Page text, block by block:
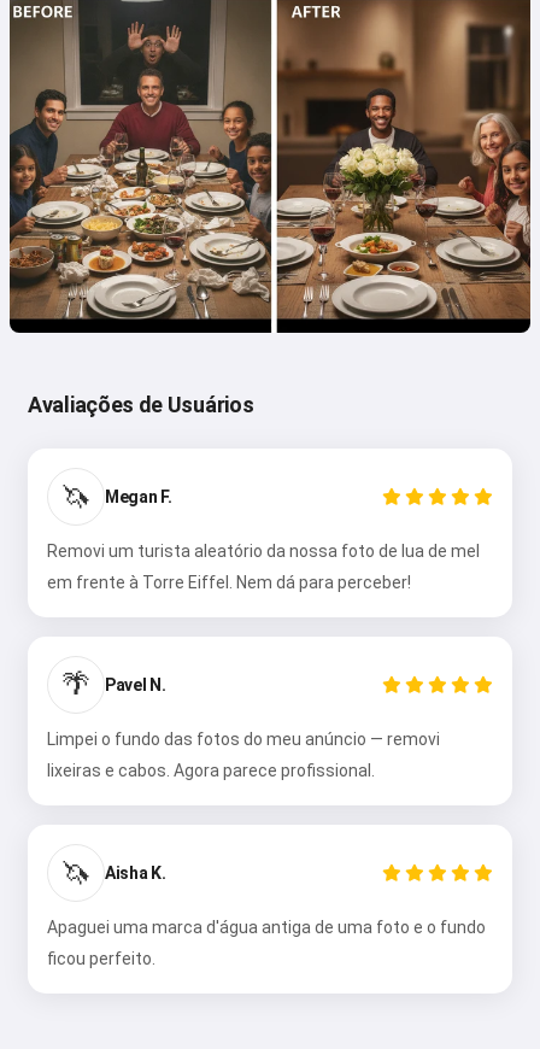
Avaliações de Usuários
🦄 Megan F.
Removi um turista aleatório da nossa foto de lua de mel
em frente à Torre Eiffel. Nem dá para perceber!
🌴 Pavel N.
Limpei o fundo das fotos do meu anúncio — removi
lixeiras e cabos. Agora parece profissional.
🦄 Aisha K.
Apaguei uma marca d'água antiga de uma foto e o fundo
ficou perfeito.